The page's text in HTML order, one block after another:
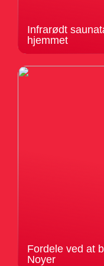
Infrarødt
hjemmet
Fordele ved at
Noyer